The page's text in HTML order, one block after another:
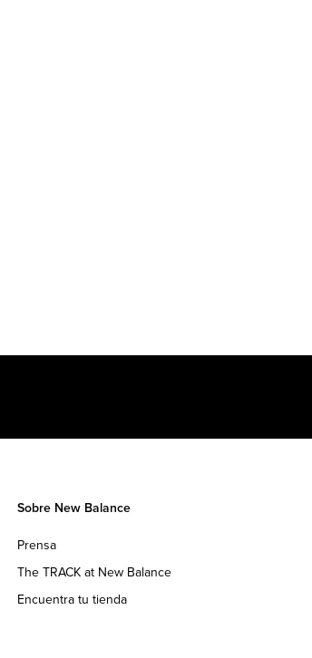
Sobre New Balance
Prensa
The TRACK at New Balance
Encuentra tu tienda